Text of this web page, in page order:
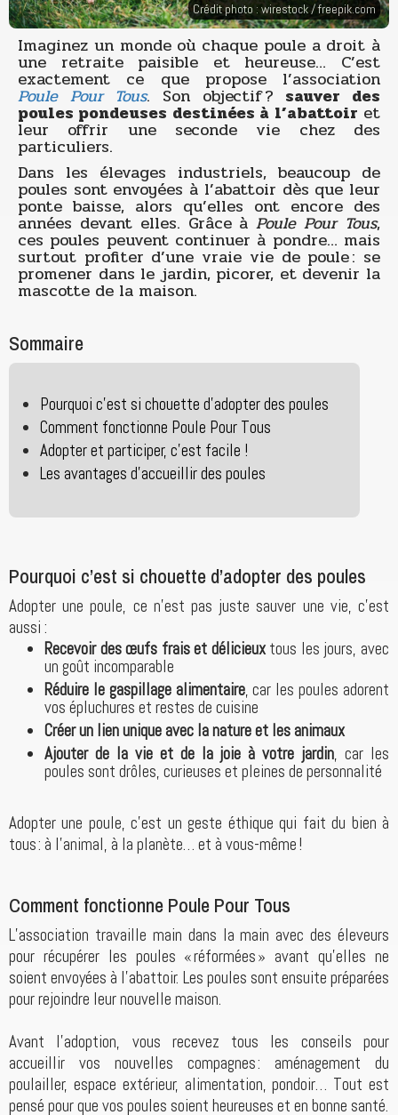
Crédit photo : wirestock /freepik.com
Imaginez un monde où chaque poule a droit à
une retraite paisible et heureuse… C’est
exactement ce que propose l’association
Poule Pour Tous. Son objectif ? sauver des
poules pondeuses destinées à l’abattoir et
leur offrir une seconde vie chez des
particuliers.
Dans les élevages industriels, beaucoup de
poules sont envoyées à l’abattoir dès que leur
ponte baisse, alors qu’elles ont encore des
années devant elles. Grâce àPoule Pour Tous,
ces poules peuvent continuer à pondre… mais
surtout profiter d’une vraie vie de poule : se
promener dans le jardin, picorer, et devenir la
mascotte de la maison.
Sommaire
Pourquoi c’est si chouette d’adopter des poules
Comment fonctionne Poule Pour Tous
Adopter et participer, c’est facile !
Les avantages d’accueillir des poules
Pourquoi c’est si chouette d’adopter des poules
Adopter une poule, ce n’est pas juste sauver une vie, c’est
aussi :
Recevoir des œufs frais et délicieuxtous les jours, avec
un goût incomparable
Réduire le gaspillage alimentaire, car les poules adorent
vos épluchures et restes de cuisine
Créer un lien unique avec la nature et les animaux
Ajouter de la vie et de la joie à votre jardin, car les
poules sont drôles, curieuses et pleines de personnalité
Adopter une poule, c’est un geste éthique qui fait du bien à
tous : à l’animal, à la planète… et à vous-même !
Comment fonctionne Poule Pour Tous
L’association travaille main dans la main avec des éleveurs
pour récupérer les poules « réformées » avant qu’elles ne
soient envoyées à l’abattoir. Les poules sont ensuite préparées
pour rejoindre leur nouvelle maison.
Avant l’adoption, vous recevez tous les conseils pour
accueillir vos nouvelles compagnes : aménagement du
poulailler, espace extérieur, alimentation, pondoir… Tout est
pensé pour que vos poules soient heureuses et en bonne santé.